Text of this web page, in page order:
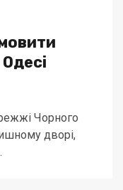
Чорного
дворі,